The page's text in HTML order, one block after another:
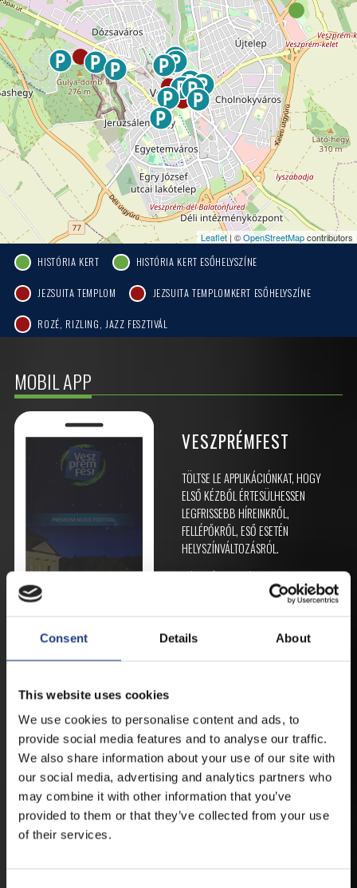
Consent Details About
This website uses cookies
We use cookies to personalise content and ads, to
provide social media features and to analyse our traffic.
We also share information about your use of our site with
our social media, advertising and analytics partners who
may combine it with other information that you’ve
provided to them or that they’ve collected from your use
of their services.
Leaflet| ©OpenStreetMapcontributors
HISTÓRIA KERT HISTÓRIA KERT ESŐHELYSZÍNE
JEZSUITA TEMPLOM JEZSUITA TEMPLOMKERT ESŐHELYSZÍNE
ROZÉ, RIZLING, JAZZ FESZTIVÁL
JEGYEK
MOBIL APP
VESZPRÉMFEST
TÖLTSE LE APPLIKÁCIÓNKAT, HOGY
ELSŐ KÉZBŐL ÉRTESÜLHESSEN
LEGFRISSEBB HÍREINKRŐL,
FELLÉPŐKRŐL, ESŐ ESETÉN
HELYSZÍNVÁLTOZÁSRÓL.
ELÉRHETŐ ANDROID ÉS IOS RENDSZEREKRE AZ
ISMERT HELYEKEN, VAGY IDE KATTINTVA :
IOS